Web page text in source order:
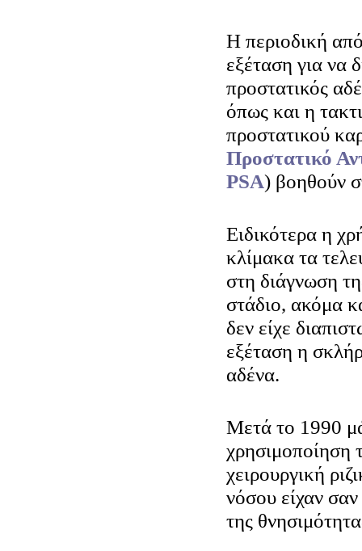
Η περιοδική
εξέταση για να
προστατικός
όπως και η
προστατικού
Προστατικό
PSA) βοηθούν
Ειδικότερα η
κλίμακα τα
στη διάγνωση
στάδιο, ακόμα
δεν είχε
εξέταση η
αδένα.
Μετά το 1990
χρησιμοποίηση
χειρουργική
νόσου είχαν
της